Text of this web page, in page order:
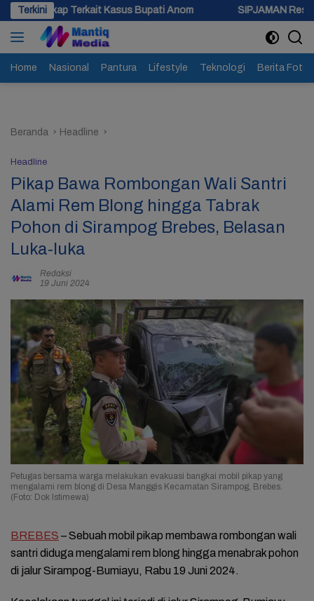
Langsung
ke
konten
Terkini
Kasus Bupati Anom SIPJAMAN Resmi Diluncurkan,
Home Nasional Pantura Lifestyle Teknologi Berita Foto
Beranda Headline
Headline
Pikap Bawa Rombongan Wali Santri
Alami Rem Blong hingga Tabrak
Pohon di Sirampog Brebes, Belasan
Luka-luka
Redaksi
19 Juni 2024
Petugas bersama warga melakukan evakuasi bangkai mobil pikap yang
mengalami rem blong di Desa Manggis Kecamatan Sirampog, Brebes.
(Foto: Dok Istimewa)
BREBES – Sebuah mobil pikap membawa rombongan wali
santri diduga mengalami rem blong hingga menabrak pohon
di jalur Sirampog-Bumiayu, Rabu 19 Juni 2024.